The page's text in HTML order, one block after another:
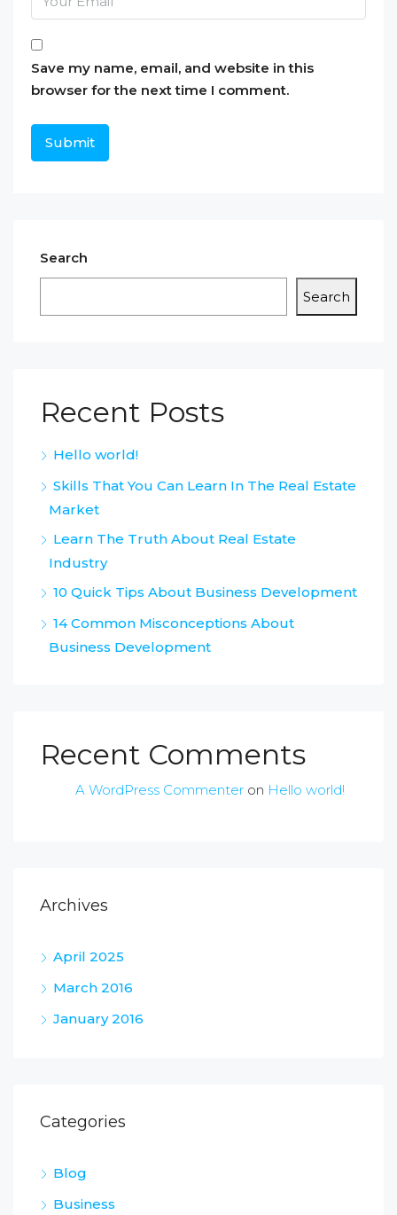
Save my name, email, and website in this
browser for the next time I comment.
Search
Search
Recent Posts
Hello world!
Skills That You Can Learn In The Real Estate
Market
Learn The Truth About Real Estate
Industry
10 Quick Tips About Business Development
14 Common Misconceptions About
Business Development
Recent Comments
A WordPress Commenter on Hello world!
Archives
April 2025
March 2016
January 2016
Categories
Blog
Business